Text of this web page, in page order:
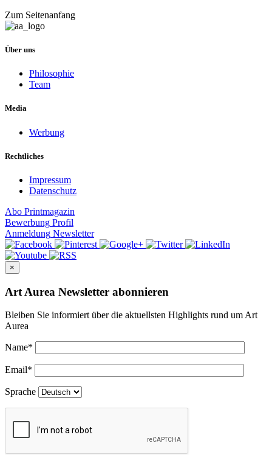
Zum Seitenanfang
Über uns
Philosophie
Team
Media
Werbung
Rechtliches
Impressum
Datenschutz
Abo Printmagazin
Bewerbung Profil
Anmeldung Newsletter
×
Art Aurea Newsletter abonnieren
Bleiben Sie informiert über die aktuellsten Highlights rund um Art
Aurea
Name*
Email*
Sprache